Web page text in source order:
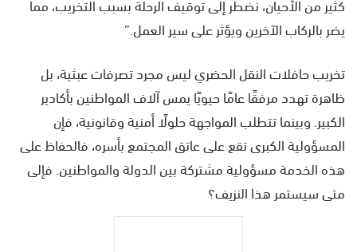
يضر بالركاب الآخرين ويؤثر على سير العمل.”
تخريب حافلات النقل الحضري ليس مجرد تصرفات عبثية، بل
ظاهرة تهدد مرفقًا عامًا حيويًا يمس آلاف المواطنين بأكادير
الكبير. وبينما تتطلب المواجهة حلولًا أمنية وقانونية، فإن
المسؤولية الكبرى تقع على عاتق المجتمع بأسره، فالحفاظ على
هذه الخدمة مسؤولية مشتركة بين الدولة والمواطنين. فإلى
متى سيستمر هذا النزيف؟